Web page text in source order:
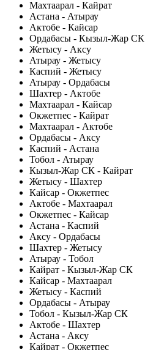
Махтаарал - Кайрат
Астана - Атырау
Актобе - Кайсар
Ордабасы - Кызыл-Жар СК
Жетысу - Аксу
Атырау - Жетысу
Каспий - Жетысу
Атырау - Ордабасы
Шахтер - Актобе
Махтаарал - Кайсар
Окжетпес - Кайрат
Махтаарал - Актобе
Ордабасы - Аксу
Каспий - Астана
Тобол - Атырау
Кызыл-Жар СК - Кайрат
Жетысу - Шахтер
Кайсар - Окжетпес
Актобе - Махтаарал
Окжетпес - Кайсар
Астана - Каспий
Аксу - Ордабасы
Шахтер - Жетысу
Атырау - Тобол
Кайрат - Кызыл-Жар СК
Кайсар - Махтаарал
Жетысу - Каспий
Ордабасы - Атырау
Тобол - Кызыл-Жар СК
Актобе - Шахтер
Астана - Аксу
Кайрат - Окжетпес